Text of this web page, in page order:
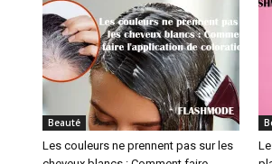
Beauté
Les couleurs ne prennent pas sur les